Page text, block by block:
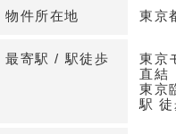
大規模リニューアル実施
な空調方式により診療時
エレベーター・駐車場有
様です。1992年6月竣工
物件所在地 東京
最寄駅 / 駅徒歩
東京
直結
東京
駅 徒